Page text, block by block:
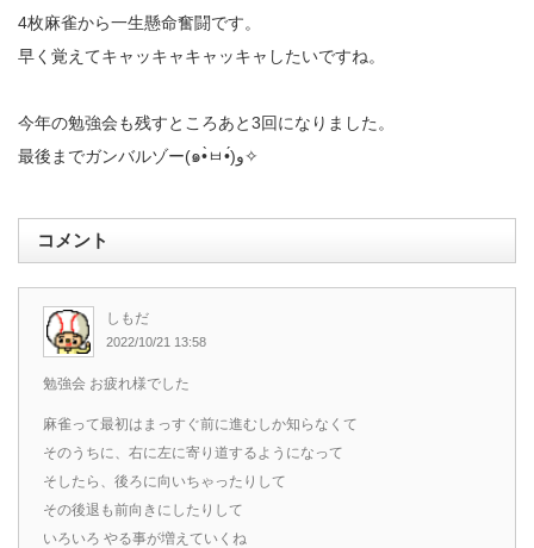
4枚麻雀から一生懸命奮闘です。
早く覚えてキャッキャキャッキャしたいですね。
今年の勉強会も残すところあと3回になりました。
最後までガンバルゾー(๑•̀ㅂ•́)و✧
コメント
しもだ
2022/10/21 13:58
勉強会 お疲れ様でした
麻雀って最初はまっすぐ前に進むしか知らなくて
そのうちに、右に左に寄り道するようになって
そしたら、後ろに向いちゃったりして
その後退も前向きにしたりして
いろいろ やる事が増えていくね